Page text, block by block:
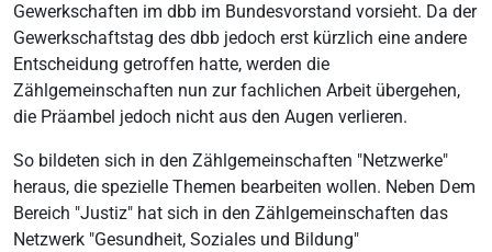
Gewerkschaften im dbb im Bundesvorstand vorsieht. Da der
Gewerkschaftstag des dbb jedoch erst kürzlich eine andere
Entscheidung getroffen hatte, werden die
Zählgemeinschaften nun zur fachlichen Arbeit übergehen,
die Präambel jedoch nicht aus den Augen verlieren.
So bildeten sich in den Zählgemeinschaften "Netzwerke"
heraus, die spezielle Themen bearbeiten wollen. Neben Dem
Bereich "Justiz" hat sich in den Zählgemeinschaften das
Netzwerk "Gesundheit, Soziales und Bildung"